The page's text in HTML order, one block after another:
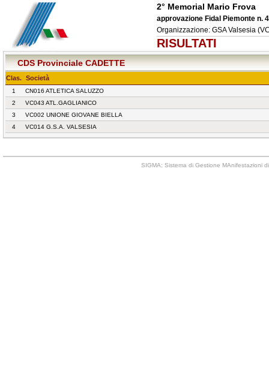
2° Memorial Mario Frova
approvazione Fidal Piemonte n.
Organizzazione: GSA Valsesia
RISULTATI
CDS Provinciale CADETTE
Clas. Società
1
CN016 ATLETICA SALUZZO
2
VC043 ATL.GAGLIANICO
3
VC002 UNIONE GIOVANE BIELLA
4
VC014 G.S.A. VALSESIA
SIGMA: Sistema di Gestione MAnifestazioni